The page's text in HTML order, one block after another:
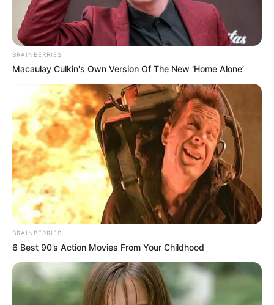
Langka Banget! 10 Pose Lucu
Katak yang Bikin Ketawa
Gemes
Ambyar! 10 Kalimat Baper
Galau Abis
BRAINBERRIES
Macaulay Culkin's Own Version Of The New ‘Home Alone’
BRAINBERRIES
6 Best 90’s Action Movies From Your Childhood